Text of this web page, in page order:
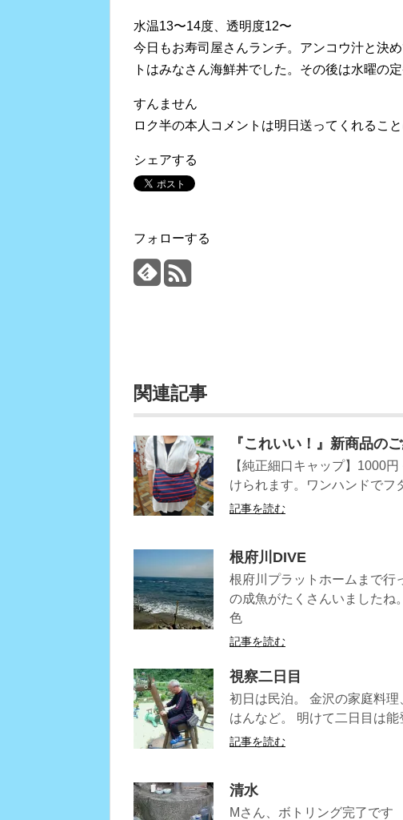
水温13〜14度、透明度12〜
今日もお寿司屋さんランチ。アンコウ汁と決
トはみなさん海鮮丼でした。その後は水曜の
すんません
ロク半の本人コメントは明日送ってくれるこ
シェアする
フォローする
関連記事
『これいい！』新商品の
【純正細口キャップ】1000
けられます。ワンハンドでフ
記事を読む
根府川DIVE
根府川プラットホームまで行
の成魚がたくさんいましたね
色
記事を読む
視察二日目
初日は民泊。 金沢の家庭料
はんなど。 明けて二日目は
記事を読む
清水
Mさん、ボトリング完了です